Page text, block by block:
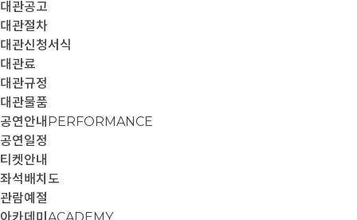
대관공고
대관절차
대관신청서식
대관료
대관규정
대관물품
공연안내 PERFORMANCE
공연일정
티켓안내
좌석배치도
관람예절